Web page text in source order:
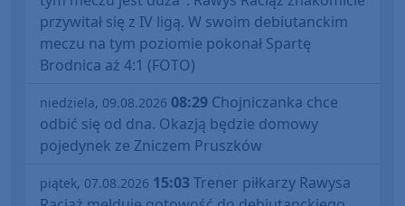
przywitał się z IV ligą. W swoim debiutanckim
meczu na tym poziomie pokonał Spartę
Brodnica aż 4:1 (FOTO)
niedziela, 09.08.2026 08:29 Chojniczanka chce
odbić się od dna. Okazją będzie domowy
pojedynek ze Zniczem Pruszków
piątek, 07.08.2026 15:03Trener piłkarzy Rawysa